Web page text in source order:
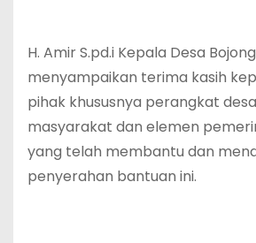
H. Amir S.pd.i Kepala Desa
menyampaikan terima kasih
pihak khususnya perangkat
masyarakat dan elemen
yang telah membantu dan
penyerahan bantuan ini.